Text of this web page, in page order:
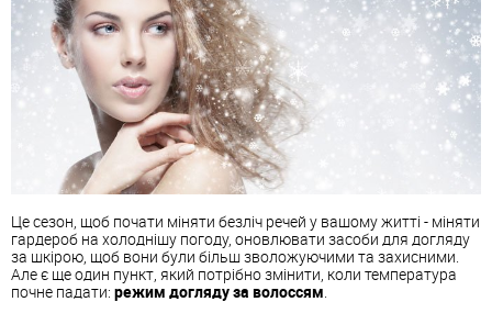
Це сезон, щоб почати міняти безліч речей у вашому житті - міняти
гардероб на холоднішу погоду, оновлювати засоби для догляду
за шкірою, щоб вони були більш зволожуючими та захисними.
Але є ще один пункт, який потрібно змінити, коли температура
почне падати: режим догляду за волоссям.